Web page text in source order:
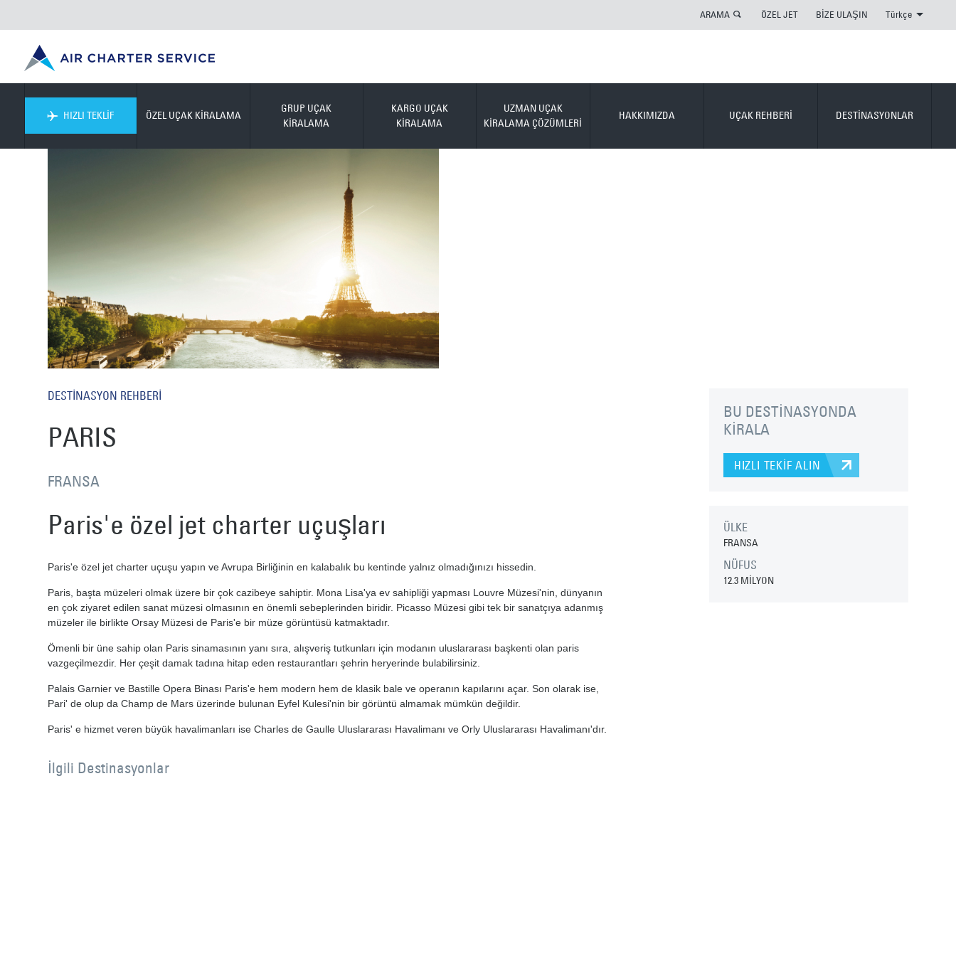
ARAMA ÖZEL JET BİZE ULAŞIN Türkçe
HIZLI TEKLİF ÖZEL UÇAK KİRALAMA
GRUP UÇAK
KİRALAMA
KARGO UÇAK
KİRALAMA
UZMAN UÇAK
KİRALAMA ÇÖZÜMLERİ
HAKKIMIZDA UÇAK REHBERİ DESTİNASYONLAR
DESTİNASYON REHBERİ
PARIS
FRANSA
Paris'e özel jet charter uçuşları
Paris'e özel jet charter uçuşu yapın ve Avrupa Birliğinin en kalabalık bu kentinde yalnız olmadığınızı hissedin.
Paris, başta müzeleri olmak üzere bir çok cazibeye sahiptir. Mona Lisa'ya ev sahipliği yapması Louvre Müzesi'nin, dünyanın
en çok ziyaret edilen sanat müzesi olmasının en önemli sebeplerinden biridir. Picasso Müzesi gibi tek bir sanatçıya adanmış
müzeler ile birlikte Orsay Müzesi de Paris'e bir müze görüntüsü katmaktadır.
Ömenli bir üne sahip olan Paris sinamasının yanı sıra, alışveriş tutkunları için modanın uluslararası başkenti olan paris
vazgeçilmezdir. Her çeşit damak tadına hitap eden restaurantları şehrin heryerinde bulabilirsiniz.
Palais Garnier ve Bastille Opera Binası Paris'e hem modern hem de klasik bale ve operanın kapılarını açar. Son olarak ise,
Pari' de olup da Champ de Mars üzerinde bulunan Eyfel Kulesi'nin bir görüntü almamak mümkün değildir.
Paris' e hizmet veren büyük havalimanları ise Charles de Gaulle Uluslararası Havalimanı ve Orly Uluslararası Havalimanı'dır.
İlgili Destinasyonlar
BU DESTİNASYONDA
KİRALA
HIZLI TEKİF ALIN
ÜLKE
FRANSA
NÜFUS
12.3 MİLYON